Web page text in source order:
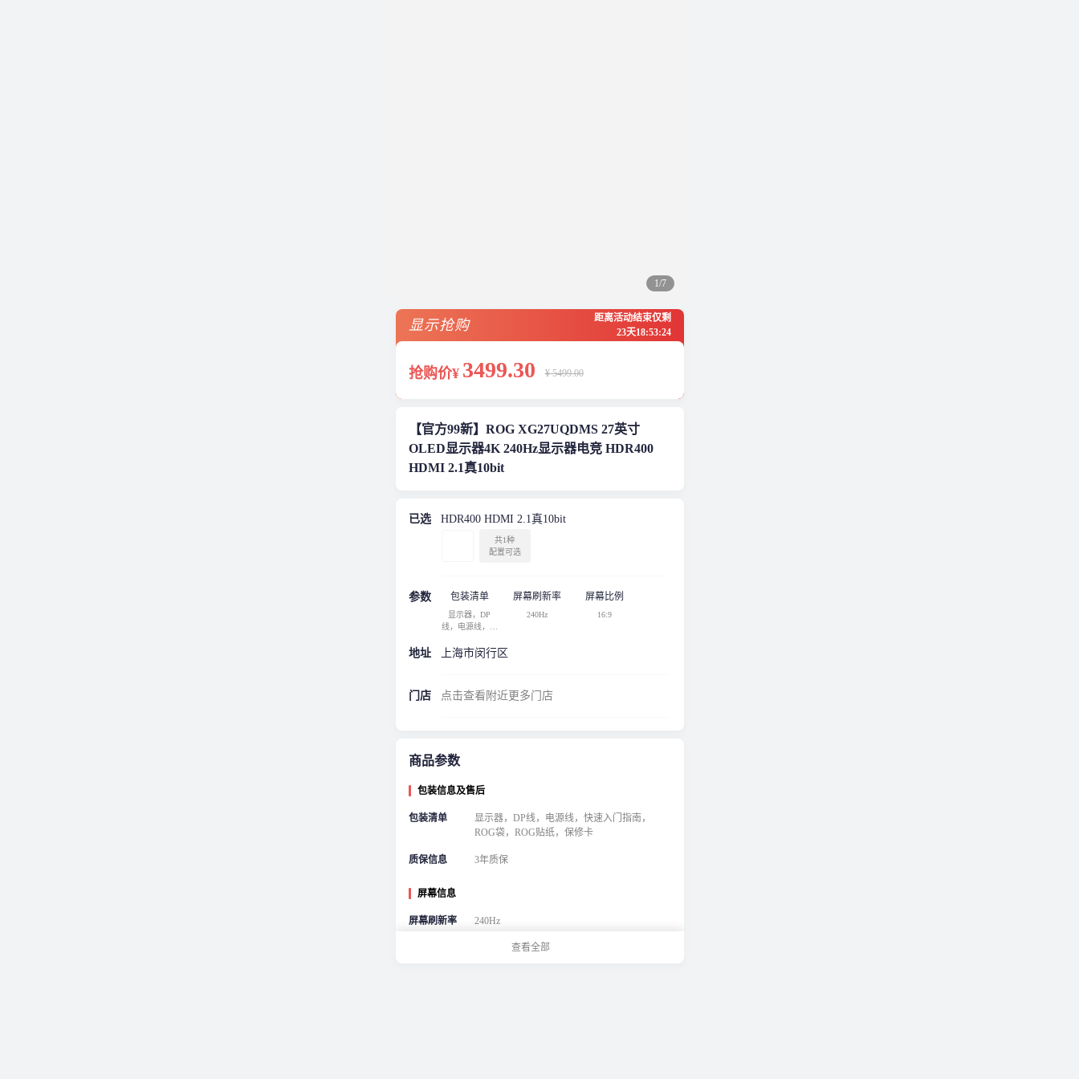
1/7
显示抢购
距离活动结束仅剩
23天18:53:24
抢购价¥ 3499.30 ¥ 5499.00
【官方99新】ROG XG27UQDMS 27英寸
OLED显示器4K 240Hz显示器电竞 HDR400
HDMI 2.1真10bit
已选 HDR400 HDMI 2.1真10bit
共1种
配置可选
参数 包装清单
显示器，DP
线，电源线，快
OG袋，ROG贴
屏幕刷新率
240Hz
屏幕比例
16:9
地址 上海市闵行区
门店 点击查看附近更多门店
商品参数
包装信息及售后
包装清单
显示器，DP线，电源线，快速入门指南，
ROG袋，ROG贴纸，保修卡
质保信息 3年质保
屏幕信息
屏幕刷新率 240Hz
3840*2160查看全部